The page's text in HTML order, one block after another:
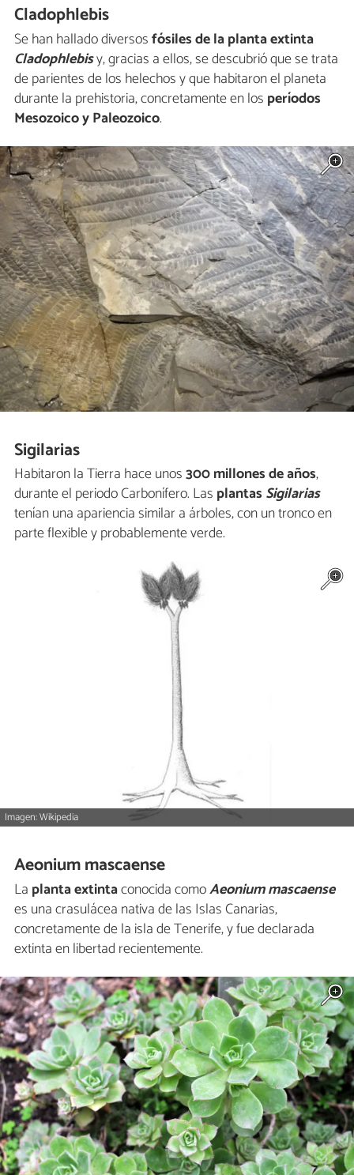
Cladophlebis
Se han hallado diversosfósiles de la planta extinta
Cladophlebisy, gracias a ellos, se descubrió que se trata
de parientes de los helechos y que habitaron el planeta
durante la prehistoria, concretamente en los períodos
Mesozoico y Paleozoico.
Sigilarias
Habitaron la Tierra hace unos300 millones de años,
durante el periodo Carbonífero. Las plantas Sigilarias
tenían una apariencia similar a árboles, con un tronco en
parte flexible y probablemente verde.
Imagen: Wikipedia
Aeonium mascaense
La planta extintaconocida comoAeonium mascaense
es una crasulácea nativa de las Islas Canarias,
concretamente de la isla de Tenerife, y fue declarada
extinta en libertad recientemente.